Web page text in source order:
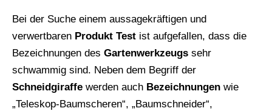
Bei der Suche einem aussagekräftigen und
verwertbaren Produkt Test ist aufgefallen, dass die
Bezeichnungen des Gartenwerkzeugs sehr
schwammig sind. Neben dem Begriff der
Schneidgiraffe werden auch Bezeichnungen wie
„Teleskop-Baumscheren“, „Baumschneider“,